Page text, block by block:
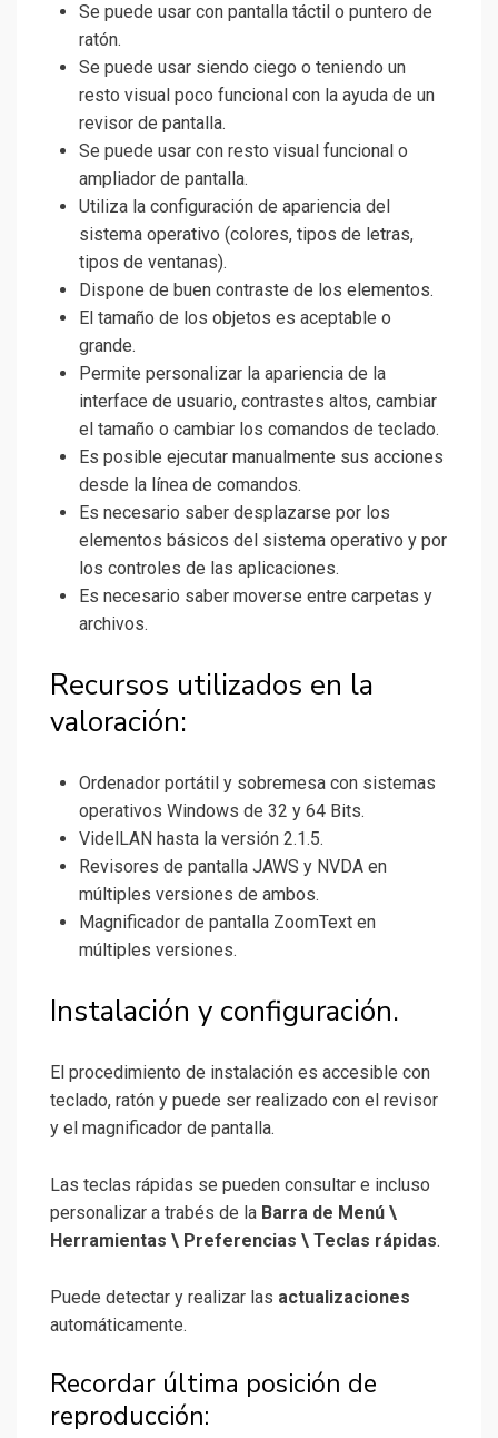
Se puede usar con pantalla táctil o puntero de
ratón.
Se puede usar siendo ciego o teniendo un
resto visual poco funcional con la ayuda de un
revisor de pantalla.
Se puede usar con resto visual funcional o
ampliador de pantalla.
Utiliza la configuración de apariencia del
sistema operativo (colores, tipos de letras,
tipos de ventanas).
Dispone de buen contraste de los elementos.
El tamaño de los objetos es aceptable o
grande.
Permite personalizar la apariencia de la
interface de usuario, contrastes altos, cambiar
el tamaño o cambiar los comandos de teclado.
Es posible ejecutar manualmente sus acciones
desde la línea de comandos.
Es necesario saber desplazarse por los
elementos básicos del sistema operativo y por
los controles de las aplicaciones.
Es necesario saber moverse entre carpetas y
archivos.
Recursos utilizados en la
valoración:
Ordenador portátil y sobremesa con sistemas
operativos Windows de 32 y 64 Bits.
VidelLAN hasta la versión 2.1.5.
Revisores de pantalla JAWS y NVDA en
múltiples versiones de ambos.
Magnificador de pantalla ZoomText en
múltiples versiones.
Instalación y configuración.
El procedimiento de instalación es accesible con
teclado, ratón y puede ser realizado con el revisor
y el magnificador de pantalla.
Las teclas rápidas se pueden consultar e incluso
personalizar a trabés de la Barra de Menú \
Herramientas \ Preferencias \ Teclas rápidas.
Puede detectar y realizar las actualizaciones
automáticamente.
Recordar última posición de
reproducción: